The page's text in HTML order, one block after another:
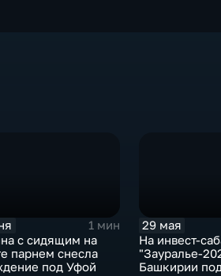
1 мин
с сидящим на
парнем снесла
под Уфой
29 мая
На инвест-
"Зауралье-
Башкирии